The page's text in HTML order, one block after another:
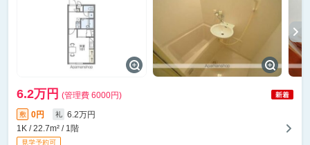
6.2万円 (管理費 6000円)
敷 0円 礼
6.2万円
1K / 22.7m² / 1階